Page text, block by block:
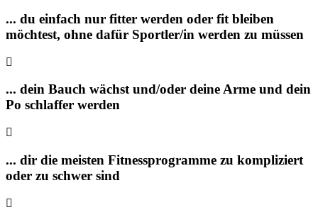
... du einfach nur fitter werden oder fit bleiben
möchtest, ohne dafür Sportler/in werden zu müssen
... dein Bauch wächst und/oder deine Arme und dein
Po schlaffer werden
... dir die meisten Fitnessprogramme zu kompliziert
oder zu schwer sind